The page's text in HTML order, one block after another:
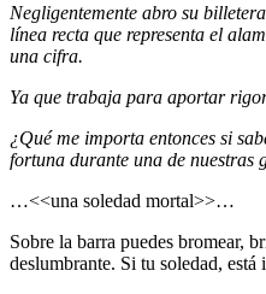
Negligentemente abro su
línea recta que representa el
una cifra.
Ya que trabaja para aportar
¿Qué me importa entonces si
fortuna durante una de nuestras
…<<una soledad mortal>>…
Sobre la barra puedes bromear,
deslumbrante. Si tu soledad, está